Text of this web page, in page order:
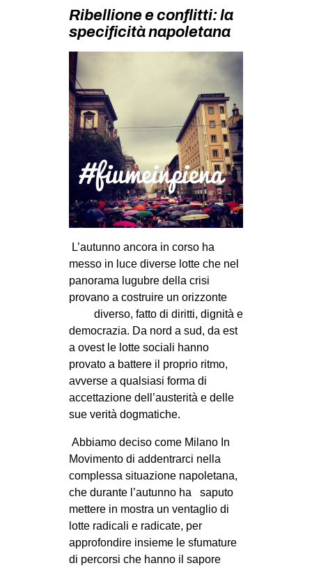
MILANO
MOBILITAZIONI
MOVIMENTI
AMBIENTE
ANTIFASCISMO
DIRITTO ALL’ABITARE
GENERI
PRECARIATO
REPRESSIONE
STUDENTI
CULTURE
ARTE
CINEMA
RECENSIONI
INTERNAZIONALE
AFRICA
AMERICHE
ESTREMO ORIENTE
Ribellione e conflitti: la
specificità napoletana
L’autunno ancora in corso ha
messo in luce diverse lotte che nel
panorama lugubre della crisi
provano a costruire un orizzonte
diverso, fatto di diritti, dignità e
democrazia. Da nord a sud, da est
a ovest le lotte sociali hanno
provato a battere il proprio ritmo,
avverse a qualsiasi forma di
accettazione dell’austerità e delle
sue verità dogmatiche.
Abbiamo deciso come Milano In
Movimento di addentrarci nella
complessa situazione napoletana,
che durante l’autunno ha saputo
mettere in mostra un ventaglio di
lotte radicali e radicate, per
approfondire insieme le sfumature
di percorsi che hanno il sapore